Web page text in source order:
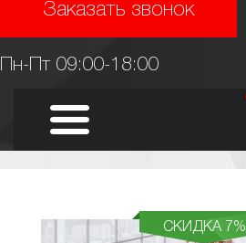
Заказать звонок
Пн-Пт 09:00-18:00
СКИДКА 7%